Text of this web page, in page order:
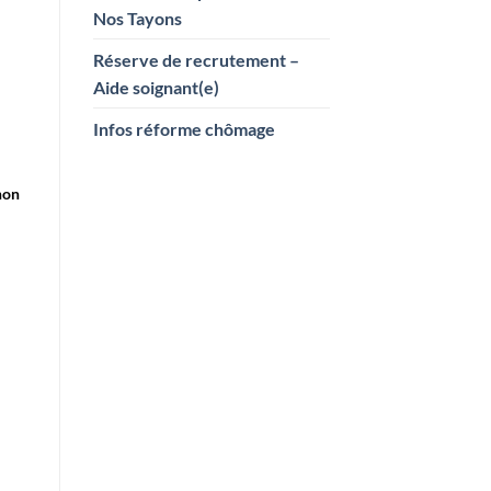
Nos Tayons
Réserve de recrutement –
Aide soignant(e)
Infos réforme chômage